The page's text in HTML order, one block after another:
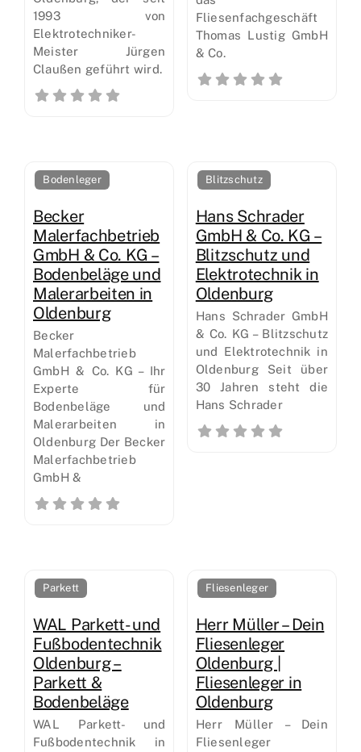
1993 von
Elektrotechniker-
Meister Jürgen
Claußen geführt wird.
Fliesenfachgeschäft
Thomas Lustig GmbH
& Co.
Bodenleger
Becker
Malerfachbetrieb
GmbH & Co. KG –
Bodenbeläge und
Malerarbeiten in
Oldenburg
Becker
Malerfachbetrieb
GmbH & Co. KG – Ihr
Experte für
Bodenbeläge und
Malerarbeiten in
Oldenburg Der Becker
Malerfachbetrieb
GmbH &
Blitzschutz
Hans Schrader
GmbH & Co. KG –
Blitzschutz und
Elektrotechnik in
Oldenburg
Hans Schrader GmbH
& Co. KG – Blitzschutz
und Elektrotechnik in
Oldenburg Seit über
30 Jahren steht die
Hans Schrader
Parkett
WAL Parkett- und
Fußbodentechnik
Oldenburg –
Parkett &
Bodenbeläge
WAL Parkett- und
Fußbodentechnik in
Fliesenleger
Herr Müller – Dein
Fliesenleger
Oldenburg |
Fliesenleger in
Oldenburg
Herr Müller – Dein
Fliesenleger